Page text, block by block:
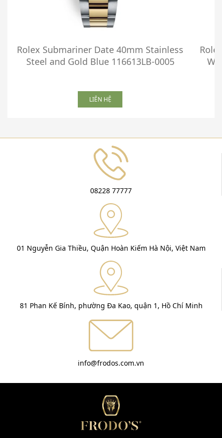
Rolex Submariner Date 40mm Stainless
Steel and Gold Blue 116613LB-0005
LIÊN HỆ
08228 77777
01 Nguyễn Gia Thiều, Quận Hoàn Kiếm Hà Nội, Việt Nam
81 Phan Kế Bính, phường Đa Kao, quận 1, Hồ Chí Minh
info@frodos.com.vn